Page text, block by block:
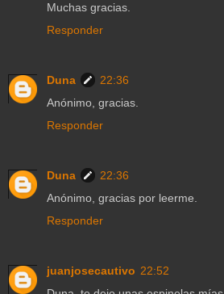
Muchas gracias.
Responder
Duna
22:36
Anónimo, gracias.
Responder
Duna
22:36
Anónimo, gracias por leerme.
Responder
juanjosecautivo 22:52